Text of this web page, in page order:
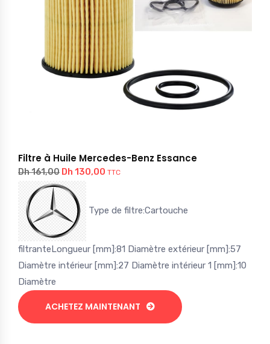
Filtre à Huile Mercedes-Benz Essance
Dh161,00 Le
prix
initial
était :
Dh 161,00.
Dh 130,00 Le
TTC
Type de filtre:Cartouche
filtranteLongueur [mm]:81 Diamètre extérieur [mm]:57
Diamètre intérieur [mm]:27 Diamètre intérieur 1 [mm]:10
Diamètre
ACHETEZ MAINTENANT